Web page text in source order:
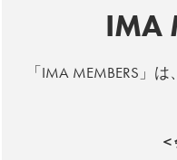
IMA
「IMA MEMBERS」